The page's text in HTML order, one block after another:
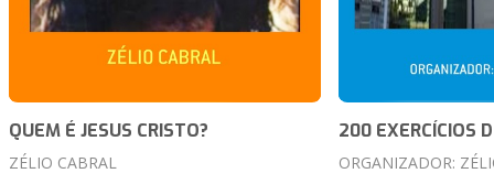
QUEM É JESUS CRISTO?
ZÉLIO CABRAL
200 EXERCÍCIOS
ORGANIZADOR: